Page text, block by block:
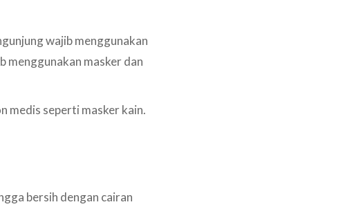
wajib menggunakan
menggunakan masker dan
medis seperti masker kain.
bersih dengan cairan